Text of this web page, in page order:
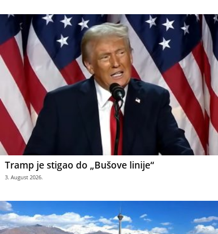
Tramp je stigao do „Bušove linije“
3. August 2026.